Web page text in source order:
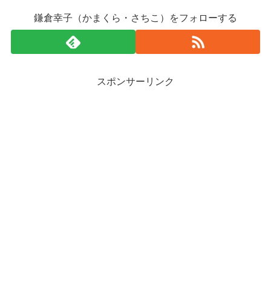
鎌倉幸子（かまくら・さちこ）をフォローする
スポンサーリンク